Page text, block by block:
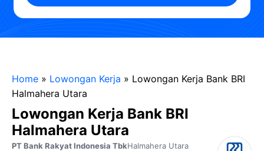
Home » Lowongan Kerja » Lowongan Kerja Bank BRI
Halmahera Utara
Lowongan Kerja Bank BRI
Halmahera Utara
PT Bank Rakyat Indonesia TbkHalmahera Utara